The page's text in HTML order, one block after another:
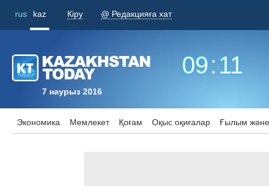
rus kaz Кіру @ Редакцияға хат
7 наурыз 2016
09: 11
Экономика Мемлекет Қоғам Оқыс оқиғалар Ғылым және